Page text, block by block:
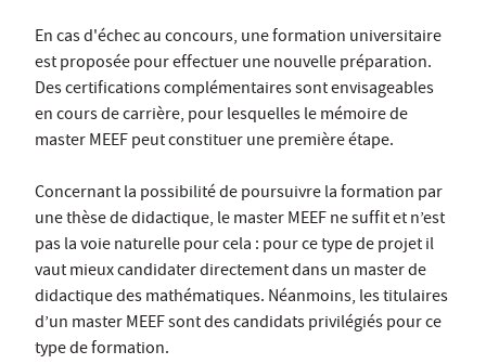
En cas d'échec au concours, une formation universitaire
est proposée pour effectuer une nouvelle préparation.
Des certifications complémentaires sont envisageables
en cours de carrière, pour lesquelles le mémoire de
master MEEF peut constituer une première étape.
Concernant la possibilité de poursuivre la formation par
une thèse de didactique, le master MEEF ne suffit et n’est
pas la voie naturelle pour cela : pour ce type de projet il
vaut mieux candidater directement dans un master de
didactique des mathématiques. Néanmoins, les titulaires
d’un master MEEF sont des candidats privilégiés pour ce
type de formation.